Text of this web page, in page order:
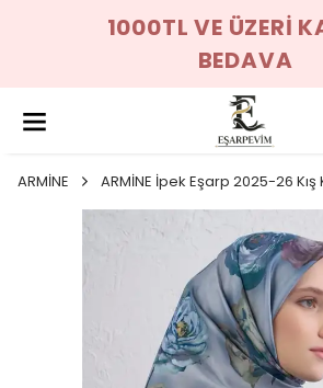
1000TL VE ÜZERİ
BEDAVA
ARMİNE ARMİNE İpek Eşarp 2025-26